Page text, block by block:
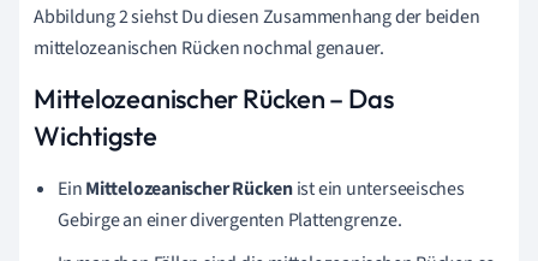
Abbildung 2 siehst Du diesen Zusammenhang der beiden
mittelozeanischen Rücken nochmal genauer.
Mittelozeanischer Rücken – Das
Wichtigste
EinMittelozeanischer Rückenist ein unterseeisches
Gebirge an einer divergenten Plattengrenze.